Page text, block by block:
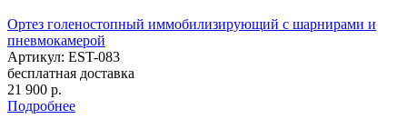
Ортез голеностопный иммобилизирующий с шарнирами и
пневмокамерой
Артикул: EST-083
бесплатная доставка
21 900 р.
Подробнее